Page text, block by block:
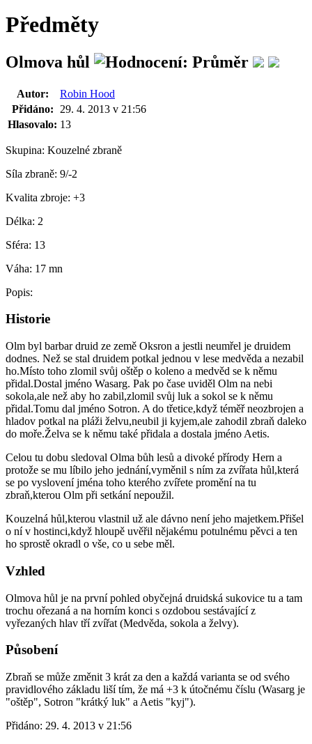
Předměty
Olmova hůl
Autor:
Robin Hood
Přidáno:
29. 4. 2013 v 21:56
Hlasovalo: 13
Skupina: Kouzelné zbraně
Síla zbraně: 9/-2
Kvalita zbroje: +3
Délka: 2
Sféra: 13
Váha: 17 mn
Popis:
Historie
Olm byl barbar druid ze země Oksron a jestli neumřel je druidem
dodnes. Než se stal druidem potkal jednou v lese medvěda a nezabil
ho.Místo toho zlomil svůj oštěp o koleno a medvěd se k němu
přidal.Dostal jméno Wasarg. Pak po čase uviděl Olm na nebi
sokola,ale než aby ho zabil,zlomil svůj luk a sokol se k němu
přidal.Tomu dal jméno Sotron. A do třetice,když téměř neozbrojen a
hladov potkal na pláži želvu,neubil ji kyjem,ale zahodil zbraň daleko
do moře.Želva se k němu také přidala a dostala jméno Aetis.
Celou tu dobu sledoval Olma bůh lesů a divoké přírody Hern a
protože se mu líbilo jeho jednání,vyměnil s ním za zvířata hůl,která
se po vyslovení jména toho kterého zvířete promění na tu
zbraň,kterou Olm při setkání nepoužil.
Kouzelná hůl,kterou vlastnil už ale dávno není jeho majetkem.Přišel
o ní v hostinci,když hloupě uvěřil nějakému potulnému pěvci a ten
ho sprostě okradl o vše, co u sebe měl.
Vzhled
Olmova hůl je na první pohled obyčejná druidská sukovice tu a tam
trochu ořezaná a na horním konci s ozdobou sestávající z
vyřezaných hlav tří zvířat (Medvěda, sokola a želvy).
Působení
Zbraň se může změnit 3 krát za den a každá varianta se od svého
pravidlového základu liší tím, že má +3 k útočnému číslu (Wasarg je
"oštěp", Sotron "krátký luk" a Aetis "kyj").
Přidáno: 29. 4. 2013 v 21:56